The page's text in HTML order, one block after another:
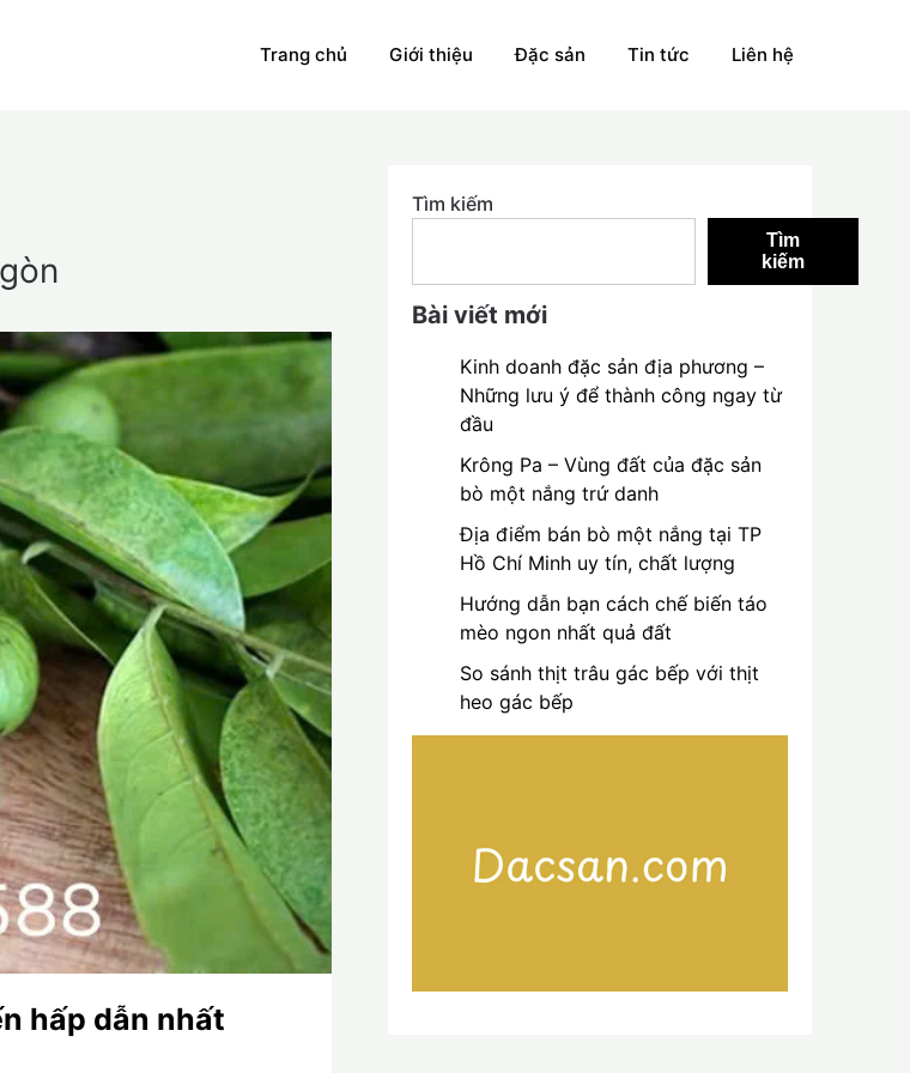
Trang chủ Giới thiệu Đặc sản Tin tức Liên hệ
hấp dẫn nhất
Tìm kiếm
Tìm
kiếm
Bài viết mới
Kinh doanh đặc sản địa phương –
Những lưu ý để thành công ngay từ
đầu
Krông Pa – Vùng đất của đặc sản
bò một nắng trứ danh
Địa điểm bán bò một nắng tại TP
Hồ Chí Minh uy tín, chất lượng
Hướng dẫn bạn cách chế biến táo
mèo ngon nhất quả đất
So sánh thịt trâu gác bếp với thịt
heo gác bếp